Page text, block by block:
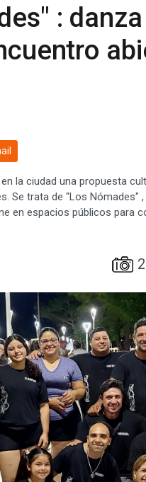
:
la ciudad una propuesta
Se trata de "Los Nómades"
en espacios públicos para
2